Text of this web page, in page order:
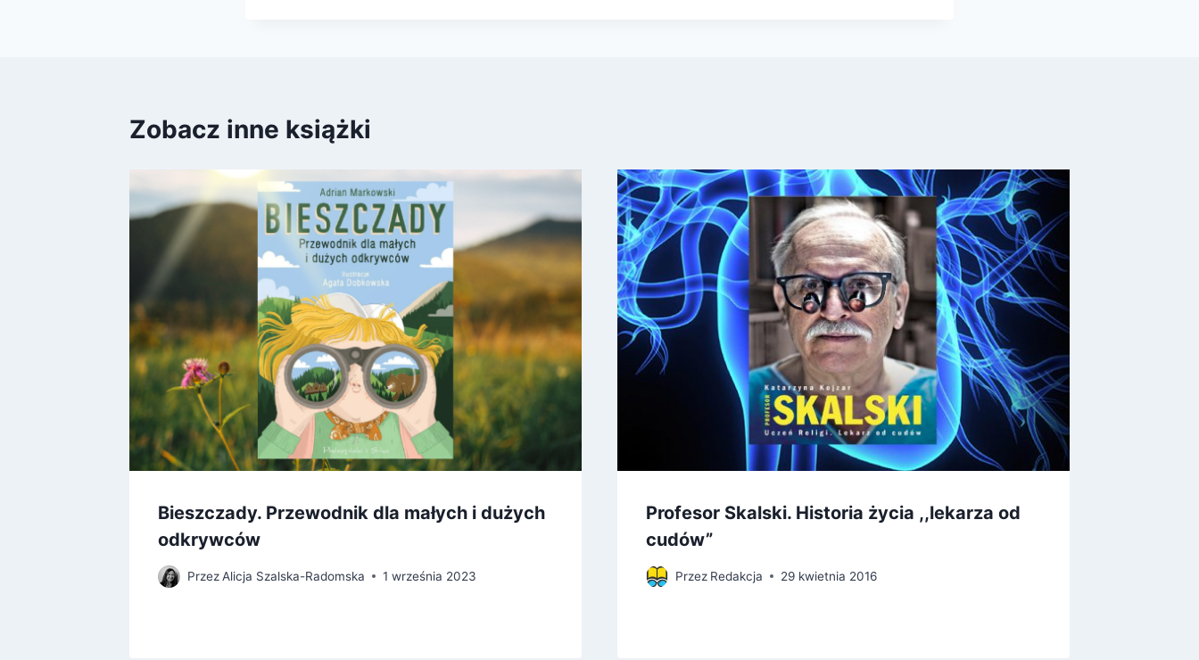
Zobacz inne książki
Bieszczady. Przewodnik dla małych i dużych
odkrywców
PrzezAlicja Szalska-Radomska 1 września 2023
Profesor Skalski. Historia życia ,,lekarza od
cudów”
Przez Redakcja 29 kwietnia 2016